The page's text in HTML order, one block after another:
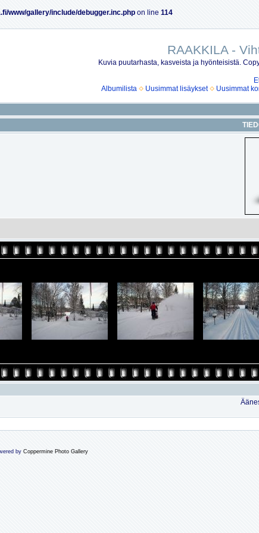
www/gallery/include/debugger.inc.php on line 114
RAAKKILA -
Kuvia puutarhasta, kasveista ja hyönteisistä.
Albumilista
Uusimmat lisäykset Uusimmat
by Coppermine Photo Gallery